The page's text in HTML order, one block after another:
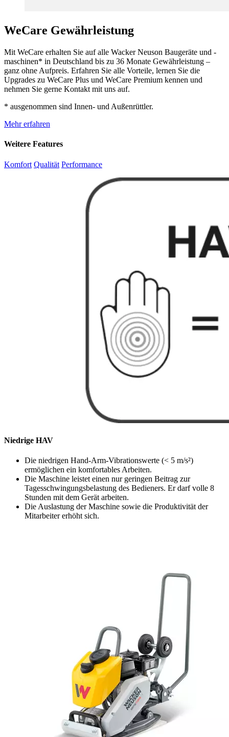
WeCare Gewährleistung
Mit WeCare erhalten Sie auf alle Wacker Neuson Baugeräte und -
maschinen* in Deutschland bis zu 36 Monate Gewährleistung –
ganz ohne Aufpreis. Erfahren Sie alle Vorteile, lernen Sie die
Upgrades zu WeCare Plus und WeCare Premium kennen und
nehmen Sie gerne Kontakt mit uns auf.
* ausgenommen sind Innen- und Außenrüttler.
Mehr erfahren
Weitere Features
Komfort Qualität Performance
Niedrige HAV
Die niedrigen Hand-Arm-Vibrationswerte (< 5 m/s²)
ermöglichen ein komfortables Arbeiten.
Die Maschine leistet einen nur geringen Beitrag zur
Tagesschwingungsbelastung des Bedieners. Er darf volle 8
Stunden mit dem Gerät arbeiten.
Die Auslastung der Maschine sowie die Produktivität der
Mitarbeiter erhöht sich.